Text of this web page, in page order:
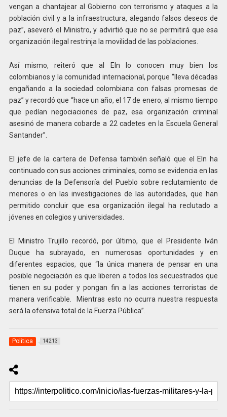
vengan a chantajear al Gobierno con terrorismo y ataques a la
población civil y a la infraestructura, alegando falsos deseos de
paz”, aseveró el Ministro, y advirtió que no se permitirá que esa
organización ilegal restrinja la movilidad de las poblaciones.
Así mismo, reiteró que al Eln lo conocen muy bien los
colombianos y la comunidad internacional, porque “lleva décadas
engañando a la sociedad colombiana con falsas promesas de
paz” y recordó que “hace un año, el 17 de enero, al mismo tiempo
que pedían negociaciones de paz, esa organización criminal
asesinó de manera cobarde a 22 cadetes en la Escuela General
Santander”.
El jefe de la cartera de Defensa también señaló que el Eln ha
continuado con sus acciones criminales, como se evidencia en las
denuncias de la Defensoría del Pueblo sobre reclutamiento de
menores o en las investigaciones de las autoridades, que han
permitido concluir que esa organización ilegal ha reclutado a
jóvenes en colegios y universidades.
El Ministro Trujillo recordó, por último, que el Presidente Iván
Duque ha subrayado, en numerosas oportunidades y en
diferentes espacios, que “la única manera de pensar en una
posible negociación es que liberen a todos los secuestrados que
tienen en su poder y pongan fin a las acciones terroristas de
manera verificable. Mientras esto no ocurra nuestra respuesta
será la ofensiva total de la Fuerza Pública”.
Politica 14213